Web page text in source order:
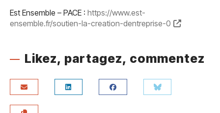
Est Ensemble – PACE : https://www.est-
ensemble.fr/soutien-la-creation-dentreprise-0
Likez, partagez, commentez